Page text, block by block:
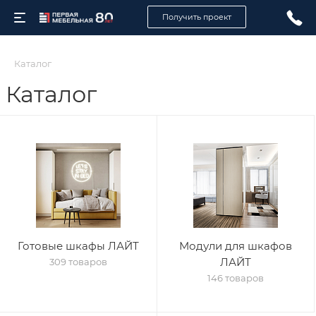
Получить проект
Каталог
Каталог
Готовые шкафы ЛАЙТ
309 товаров
Модули для шкафов
ЛАЙТ
146 товаров